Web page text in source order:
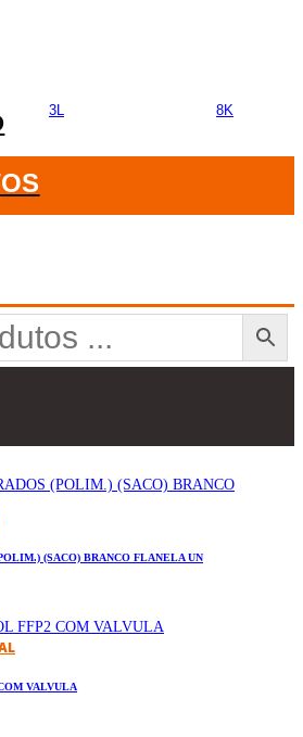
3L 8K
(SACO) BRANCO FLANELA UN
VALVULA